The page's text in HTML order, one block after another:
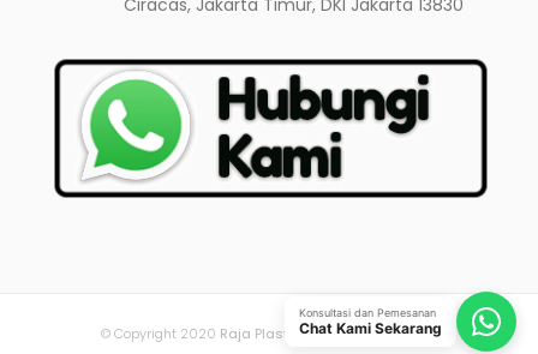
Ciracas, Jakarta Timur, DKI Jakarta 13830
© Copyright 2020 Raja Plastik - All Rights Reserved
Konsultasi dan Pemesanan
Chat Kami Sekarang